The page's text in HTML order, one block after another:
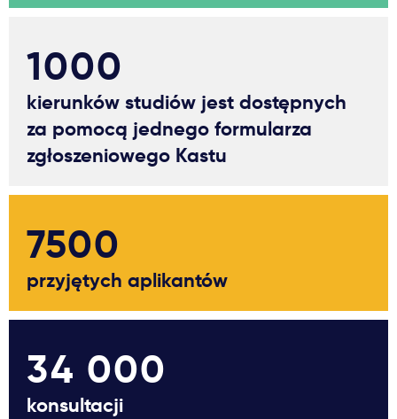
1000
kierunków studiów jest dostępnych
za pomocą jednego formularza
zgłoszeniowego Kastu
7500
przyjętych aplikantów
34 000
konsultacji